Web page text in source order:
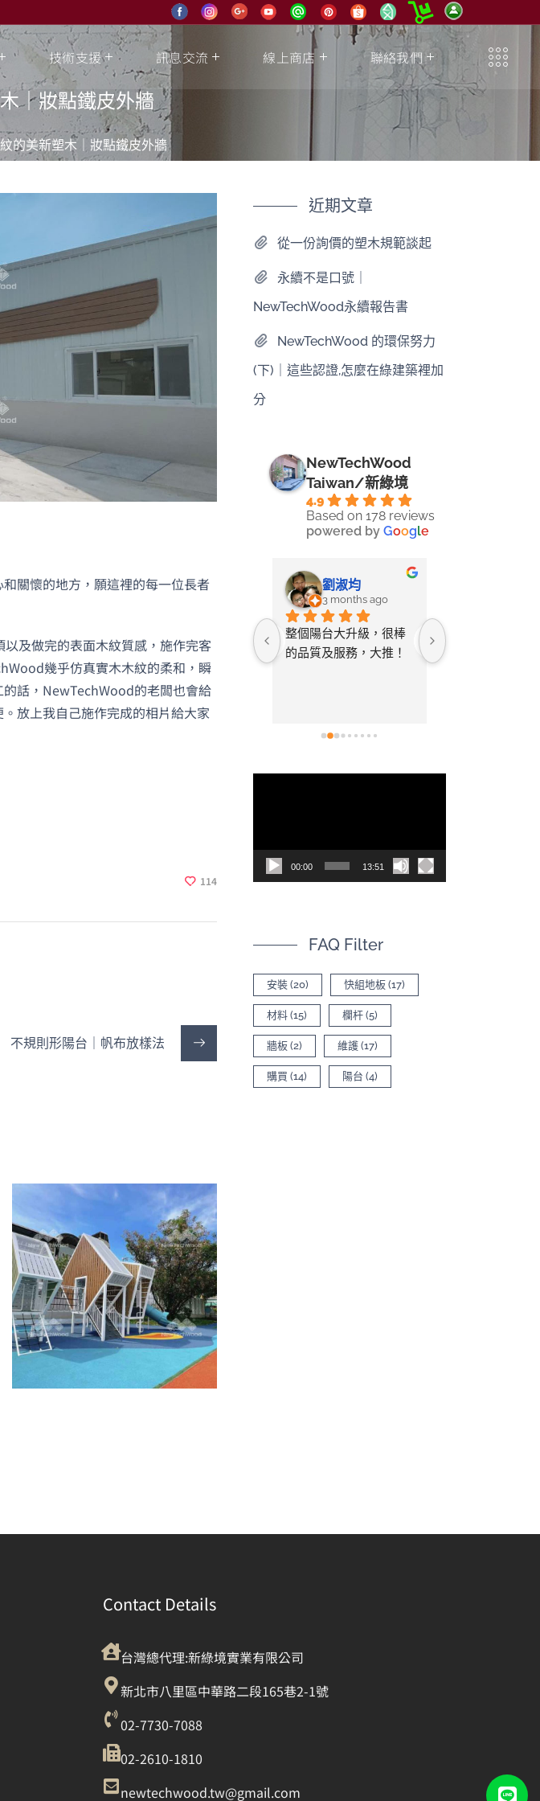
技術支援 訊息交流 線上商店 聯絡我們
｜妝點鐵皮外牆
的美新塑木｜妝點鐵皮外牆
關懷的地方，願這裡的每一位長者
及做完的表面木紋質感，施作完客
幾乎仿真實木木紋的柔和，瞬
話，NewTechWood的老闆也會給
放上我自己施作完成的相片給大家
114
不規則形陽台｜帆布放樣法
兒童遊戲設施｜
台中實驗國小｜
台灣星樂
戶外地板 / 景觀家具 /
牆板圍籬天花
近期文章
從一份詢價的塑木規範談起
永續不是口號｜
NewTechWood永續報告書
NewTechWood 的環保努力
(下)｜這些認證,怎麼在綠建築裡加
分
NewTechWood
Taiwan/新綠境
4.9
Based on 178 reviews
powered by Google
MAN-LIN LI
需要鋪設的空間拍照詢
問，人員會教該如何測
量並進一步與您討論需
求後將配置後的「圖
劉淑均
3 months ago
整個陽台大升級，很棒
的品質及服務，大推！
放
00:00 13:51
FAQ Filter
安裝 (20) 快組地板 (17)
材料 (15) 欄杆 (5)
牆板 (2) 維護 (17)
購買 (14) 陽台 (4)
Contact Details
台灣總代理:新綠境實業有限公司
新北市八里區中華路二段165巷2-1號
02-7730-7088
02-2610-1810
newtechwood.tw@gmail.com